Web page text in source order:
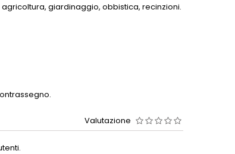
giardinaggio, obbistica, recinzioni.
Valutazione